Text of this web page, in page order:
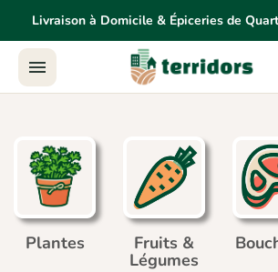
Livraison à Domicile & Épiceries de

Livraison à Domicile & Épiceries de
Agne
Plantes Fruits &
Légumes